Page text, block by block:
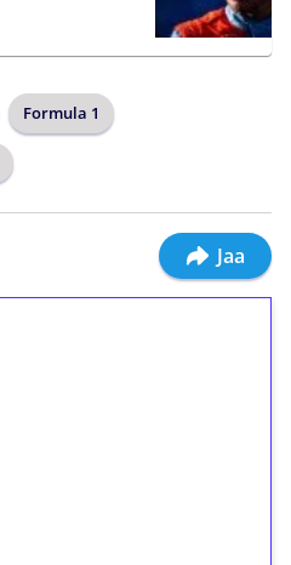
Formula 1
Jaa